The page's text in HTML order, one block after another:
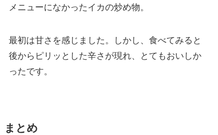
メニューになかったイカの炒め物。
最初は甘さを感じました。しかし、食べてみると
後からピリッとした辛さが現れ、とてもおいしか
ったです。
まとめ